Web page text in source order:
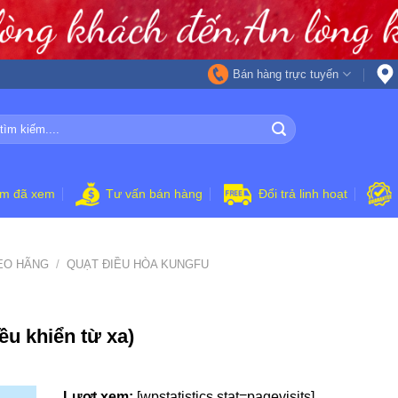
Bán hàng trực tuyến
đã xem Tư vấn bán hàng Đổi trả linh hoạt
HÃNG / QUẠT ĐIỀU HÒA KUNGFU
khiển từ xa)